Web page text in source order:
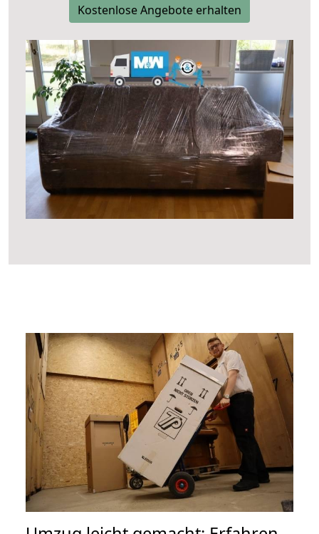
Kostenlose Angebote erhalten